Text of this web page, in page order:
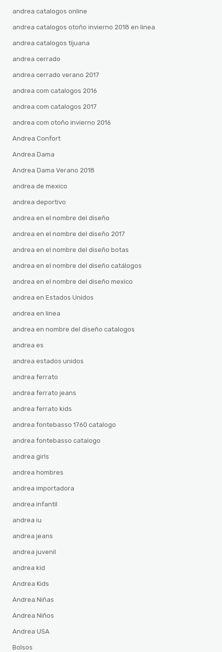
andrea catalogos online
andrea catalogos otoño invierno 2018 en linea
andrea catalogos tijuana
andrea cerrado
andrea cerrado verano 2017
andrea com catalogos 2016
andrea com catalogos 2017
andrea com otoño invierno 2016
Andrea Confort
Andrea Dama
Andrea Dama Verano 2018
andrea de mexico
andrea deportivo
andrea en el nombre del diseño
andrea en el nombre del diseño 2017
andrea en el nombre del diseño botas
andrea en el nombre del diseño catálogos
andrea en el nombre del diseño mexico
andrea en Estados Unidos
andrea en linea
andrea en nombre del diseño catalogos
andrea es
andrea estados unidos
andrea ferrato
andrea ferrato jeans
andrea ferrato kids
andrea fontebasso 1760 catalogo
andrea fontebasso catalogo
andrea girls
andrea hombres
andrea importadora
andrea infantil
andrea iu
andrea jeans
andrea juvenil
andrea kid
Andrea Kids
Andrea Niñas
Andrea Niños
Andrea USA
Bolsos